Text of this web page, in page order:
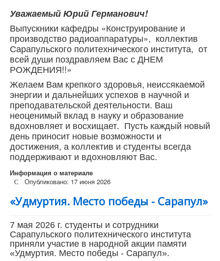
Уважаемый Юрий Германович!
Выпускники кафедры «Конструирование и
производство радиоаппаратуры», коллектив
Сарапульского политехнического института, от
всей души поздравляем Вас с ДНЕМ
РОЖДЕНИЯ!!»
Желаем Вам крепкого здоровья, неиссякаемой
энергии и дальнейших успехов в научной и
преподавательской деятельности. Ваш
неоценимый вклад в науку и образование
вдохновляет и восхищает. Пусть каждый новый
день приносит новые возможности и
достижения, а коллектив и студенты всегда
поддерживают и вдохновляют Вас.
Информация о материале
Опубликовано: 17 июня 2026
«Удмуртия. Место победы - Сарапул»
7 мая 2026 г. студенты и сотрудники
Сарапульского политехнического института
приняли участие в народной акции памяти
«Удмуртия. Место победы - Сарапул».